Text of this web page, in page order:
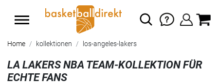
Home kollektionen los-angeles-lakers
LA LAKERS NBA TEAM-KOLLEKTION FÜR
ECHTE FANS